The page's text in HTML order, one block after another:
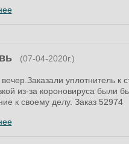
(07-04-2020г.)
уплотнитель к
из-за короновируса были
к своему делу. Заказ 52974